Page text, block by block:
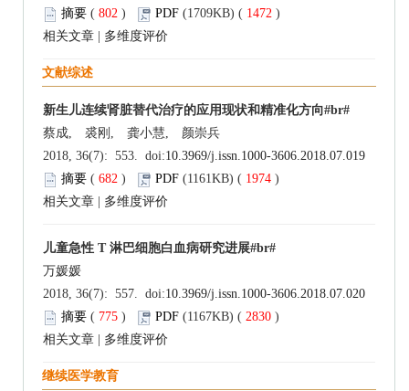
摘要 ( 802 ) PDF (1709KB) ( 1472 )
相关文章
多维度评价
文献综述
新生儿连续肾脏替代治疗的应用现状和精准化方向#br#
蔡成, 裘刚, 龚小慧, 颜崇兵
2018, 36(7): 553. doi:10.3969/j.issn.1000-3606.2018.07.019
摘要 ( 682 ) PDF (1161KB) ( 1974 )
相关文章
多维度评价
儿童急性 T 淋巴细胞白血病研究进展#br#
万媛媛
2018, 36(7): 557. doi:10.3969/j.issn.1000-3606.2018.07.020
摘要 ( 775 ) PDF (1167KB) ( 2830 )
相关文章
多维度评价
继续医学教育